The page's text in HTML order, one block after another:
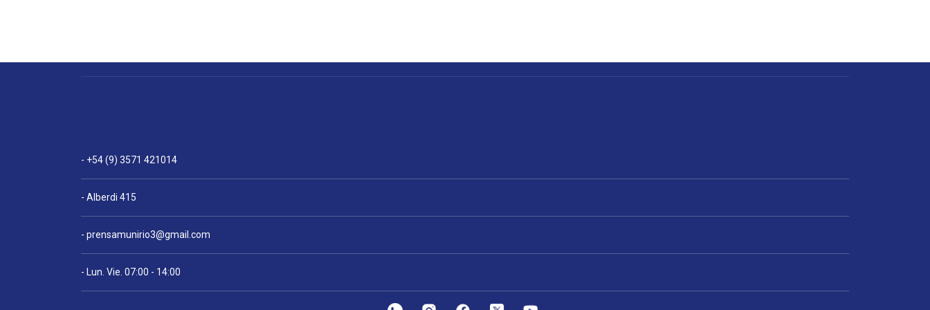
- +54 (9) 3571 421014
- Alberdi 415
- prensamunirio3@gmail.com
- Lun. Vie. 07:00 - 14:00